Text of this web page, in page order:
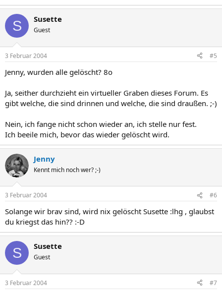
S Susette
Guest
3 Februar 2004 #5
Jenny, wurden alle gelöscht? 8o
Ja, seither durchzieht ein virtueller Graben dieses Forum. Es
gibt welche, die sind drinnen und welche, die sind draußen. ;-)
Nein, ich fange nicht schon wieder an, ich stelle nur fest.
Ich beeile mich, bevor das wieder gelöscht wird.
Jenny
Kennt mich noch wer? ;-)
3 Februar 2004 #6
Solange wir brav sind, wird nix gelöscht Susette :lhg , glaubst
du kriegst das hin?? :-D
S Susette
Guest
3 Februar 2004 #7